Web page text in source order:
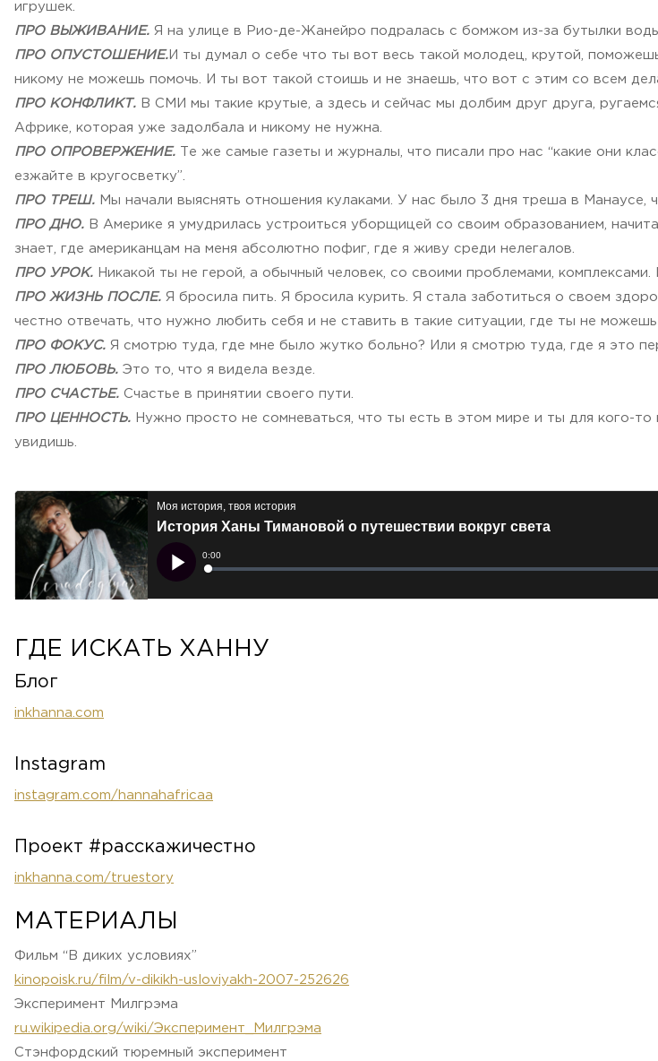
игрушек.
ПРО ВЫЖИВАНИЕ. Я на улице в Рио-де-Жанейро подралась с бомжом из-за бутылки
ПРО ОПУСТОШЕНИЕ. И ты думал о себе что ты вот весь такой молодец, крутой,
никому не можешь помочь. И ты вот такой стоишь и не знаешь, что вот с этим со всем
ПРО КОНФЛИКТ. В СМИ мы такие крутые, а здесь и сейчас мы долбим друг друга,
Африке, которая уже задолбала и никому не нужна.
ПРО ОПРОВЕРЖЕНИЕ. Те же самые газеты и журналы, что писали про нас “какие они
езжайте в кругосветку”.
ПРО ТРЕШ. Мы начали выяснять отношения кулаками. У нас было 3 дня треша в Манаусе,
ПРО ДНО. В Америке я умудрилась устроиться уборщицей со своим образованием,
знает, где американцам на меня абсолютно пофиг, где я живу среди нелегалов.
ПРО УРОК. Никакой ты не герой, а обычный человек, со своими проблемами,
ПРО ЖИЗНЬ ПОСЛЕ. Я бросила пить. Я бросила курить. Я стала заботиться о своем
честно отвечать, что нужно любить себя и не ставить в такие ситуации, где ты не можешь
ПРО ФОКУС. Я смотрю туда, где мне было жутко больно? Или я смотрю туда, где я это
ПРО ЛЮБОВЬ. Это то, что я видела везде.
ПРО СЧАСТЬЕ. Счастье в принятии своего пути.
ПРО ЦЕННОСТЬ. Нужно просто не сомневаться, что ты есть в этом мире и ты для кого-
увидишь.
ГДЕ ИСКАТЬ ХАННУ
Блог
inkhanna.com
Instagram
instagram.com/hannahafricaa
Проект #расскажичестно
inkhanna.com/truestory
МАТЕРИАЛЫ
Фильм “В диких условиях”
kinopoisk.ru/film/v-dikikh-usloviyakh-2007-252626
Эксперимент Милгрэма
ru.wikipedia.org/wiki/Эксперимент_Милгрэма
Стэнфордский тюремный эксперимент